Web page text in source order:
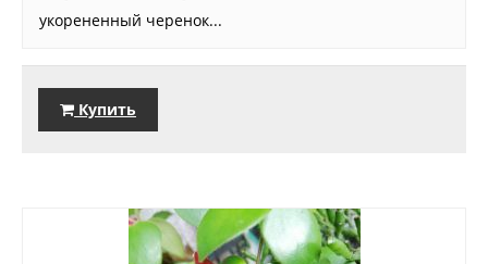
укорененный черенок...
Купить